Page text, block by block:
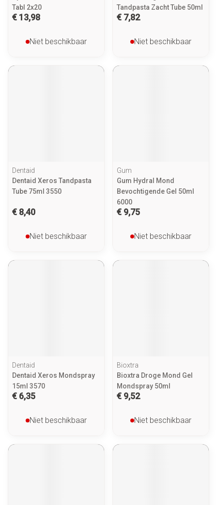
Tabl 2x20
€ 13,98
Niet beschikbaar
Tandpasta Zacht Tube 50ml
€ 7,82
Niet beschikbaar
Dentaid
Dentaid Xeros Tandpasta
Tube 75ml 3550
€ 8,40
Niet beschikbaar
Gum
Gum Hydral Mond
Bevochtigende Gel 50ml
6000
€ 9,75
Niet beschikbaar
Dentaid
Dentaid Xeros Mondspray
15ml 3570
€ 6,35
Niet beschikbaar
Bioxtra
Bioxtra Droge Mond Gel
Mondspray 50ml
€ 9,52
Niet beschikbaar